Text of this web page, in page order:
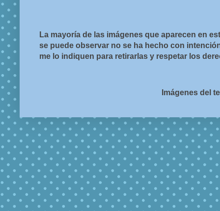
La mayoría de las imágenes que aparecen en
se puede observar no se ha hecho con
me lo indiquen para retirarlas y respetar los
Imágenes del